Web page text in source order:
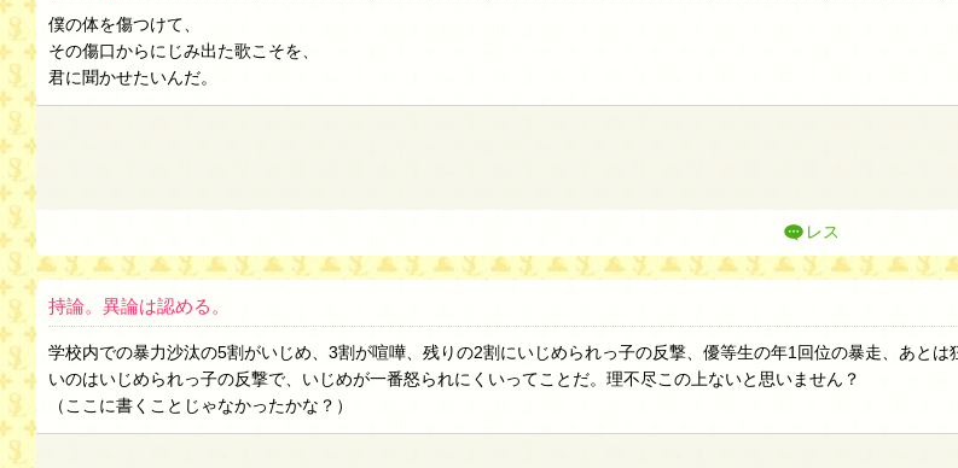
僕の体を傷つけて、
その傷口からにじみ出た歌こそを、
君に聞かせたいんだ。
レス
持論。異論は認める。
学校内での暴力沙汰の5割がいじめ、3割が喧嘩、残りの2割にいじめられっ子の反撃、優等生の年1回位の暴走、あと
いのはいじめられっ子の反撃で、いじめが一番怒られにくいってことだ。理不尽この上ないと思いません？
（ここに書くことじゃなかったかな？）